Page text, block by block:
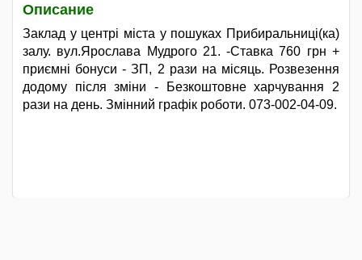
Описание
Заклад у центрі міста у пошуках Прибиральниці(ка)
залу. вул.Ярослава Мудрого 21. -Ставка 760 грн +
приємні бонуси - ЗП, 2 рази на місяць. Розвезення
додому після зміни - Безкоштовне харчування 2
рази на день. Змінний графік роботи. 073-002-04-09.